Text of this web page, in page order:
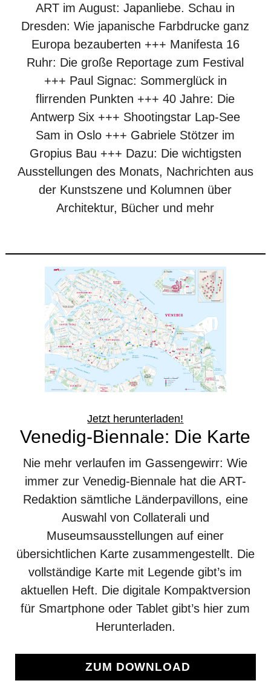
ART im August: Japanliebe. Schau in
Dresden: Wie japanische Farbdrucke ganz
Europa bezauberten +++ Manifesta 16
Ruhr: Die große Reportage zum Festival
+++ Paul Signac: Sommerglück in
flirrenden Punkten +++ 40 Jahre: Die
Antwerp Six +++ Shootingstar Lap-See
Sam in Oslo +++ Gabriele Stötzer im
Gropius Bau +++ Dazu: Die wichtigsten
Ausstellungen des Monats, Nachrichten aus
der Kunstszene und Kolumnen über
Architektur, Bücher und mehr
Jetzt herunterladen!
Venedig-Biennale: Die Karte
Nie mehr verlaufen im Gassengewirr: Wie
immer zur Venedig-Biennale hat die ART-
Redaktion sämtliche Länderpavillons, eine
Auswahl von Collaterali und
Museumsausstellungen auf einer
übersichtlichen Karte zusammengestellt. Die
vollständige Karte mit Legende gibt’s im
aktuellen Heft. Die digitale Kompaktversion
für Smartphone oder Tablet gibt’s hier zum
Herunterladen.
ZUM DOWNLOAD